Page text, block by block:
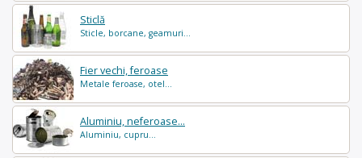
Sticlă
Sticle, borcane, geamuri...
Fier vechi, feroase
Metale feroase, otel...
Aluminiu, neferoase...
Aluminiu, cupru...